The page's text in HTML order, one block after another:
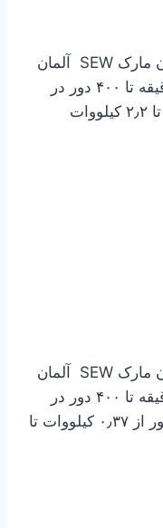
الکتروگیربکس کرانویل پینیون مارک SEW آلمان
دور خروجی از ۰٫۱ دور در دقیقه تا ۴۰۰ دور در
الکتروگیربکس کرانویل پینیون مارک SEW آلمان
دور خروجی از ۰٫۱ دور در دقیقه تا ۴۰۰ دور در
دقیقه توان ورودی الکتروموتور از ۰٫۳۷ کیلووات تا